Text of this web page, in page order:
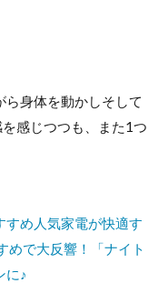
身体を動かしそして
感じつつも、また1つ
すめ人気家電が快適す
めで大反響！「ナイト
に♪